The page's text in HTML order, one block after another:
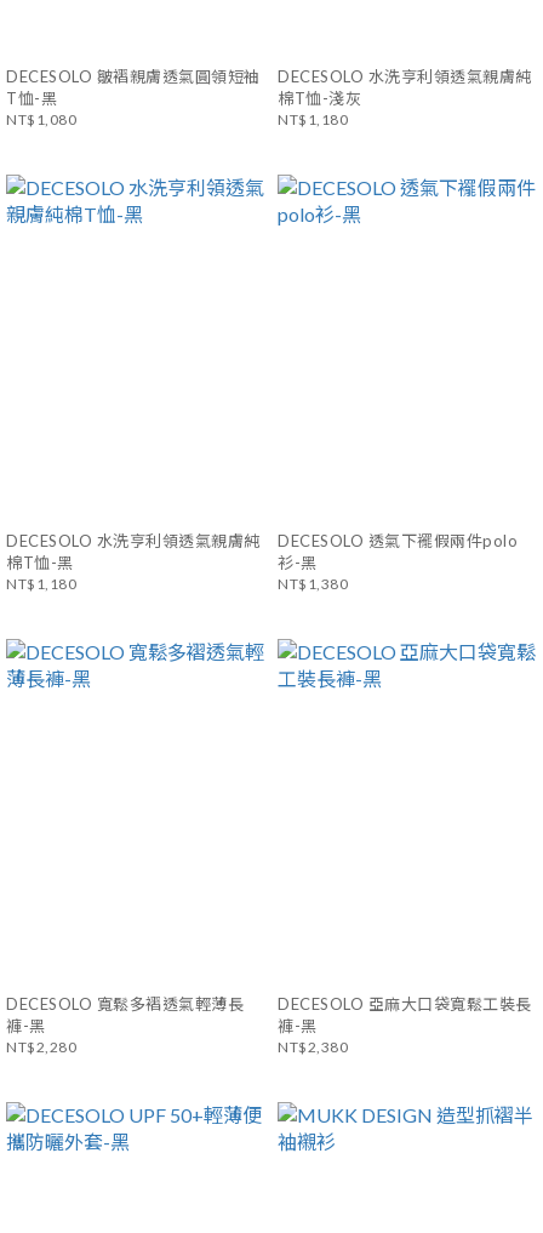
DECESOLO 皺褶親膚透氣圓領短袖
T恤-黑
NT$1,080
DECESOLO 水洗亨利領透氣親膚純
棉T恤-淺灰
NT$1,180
DECESOLO 水洗亨利領透氣親膚純
棉T恤-黑
NT$1,180
DECESOLO 透氣下襬假兩件polo
衫-黑
NT$1,380
DECESOLO 寬鬆多褶透氣輕薄長
褲-黑
NT$2,280
DECESOLO 亞麻大口袋寬鬆工裝長
褲-黑
NT$2,380